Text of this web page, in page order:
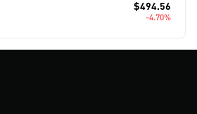
$494.56
-4.70%